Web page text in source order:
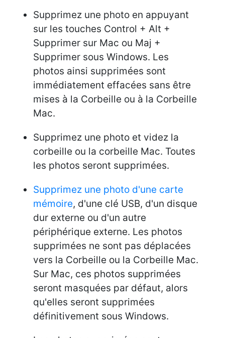
Supprimez une photo en appuyant
sur les touches Control + Alt +
Supprimer sur Mac ou Maj +
Supprimer sous Windows. Les
photos ainsi supprimées sont
immédiatement effacées sans être
mises à la Corbeille ou à la Corbeille
Mac.
Supprimez une photo et videz la
corbeille ou la corbeille Mac. Toutes
les photos seront supprimées.
Supprimez une photo d'une carte
mémoire, d'une clé USB, d'un disque
dur externe ou d'un autre
périphérique externe. Les photos
supprimées ne sont pas déplacées
vers la Corbeille ou la Corbeille Mac.
Sur Mac, ces photos supprimées
seront masquées par défaut, alors
qu'elles seront supprimées
définitivement sous Windows.